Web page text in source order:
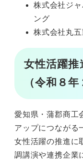
株式会社ジ
ング
株式会社丸
女性活躍
（令和８
愛知県・蒲郡商工
アップにつながる
女性活躍の推進に
調講演や連携企業